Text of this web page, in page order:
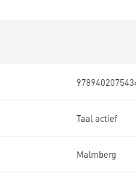
Taal actief
Malmberg